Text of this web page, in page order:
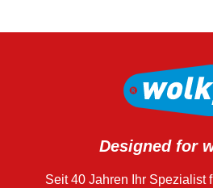
Designed for
Seit 40 Jahren Ihr Spezialist